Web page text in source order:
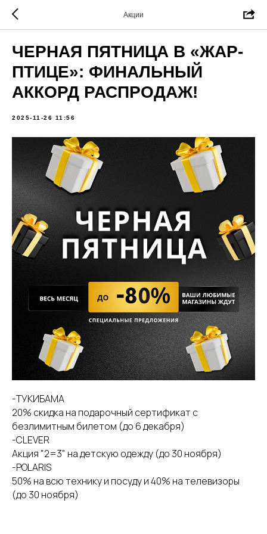
Акции
ЧЕРНАЯ ПЯТНИЦА В «ЖАР-
ПТИЦЕ»: ФИНАЛЬНЫЙ
АККОРД РАСПРОДАЖ!
2025-11-26 11:56
-ТУКИБАМА
20% скидка на подарочный сертификат с
безлимитным билетом (до 6 декабря)
-CLEVER
Акция "2=3" на детскую одежду (до 30 ноября)
-POLARIS
50% на всю технику и посуду и 40% на телевизоры
(до 30 ноября)